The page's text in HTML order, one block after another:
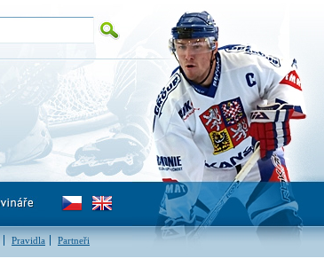
Pravidla Partneři